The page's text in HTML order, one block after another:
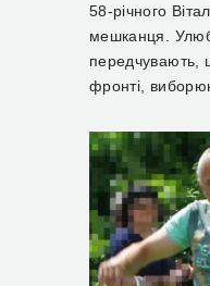
58-річного
мешканця.
передчувають,
фронті,